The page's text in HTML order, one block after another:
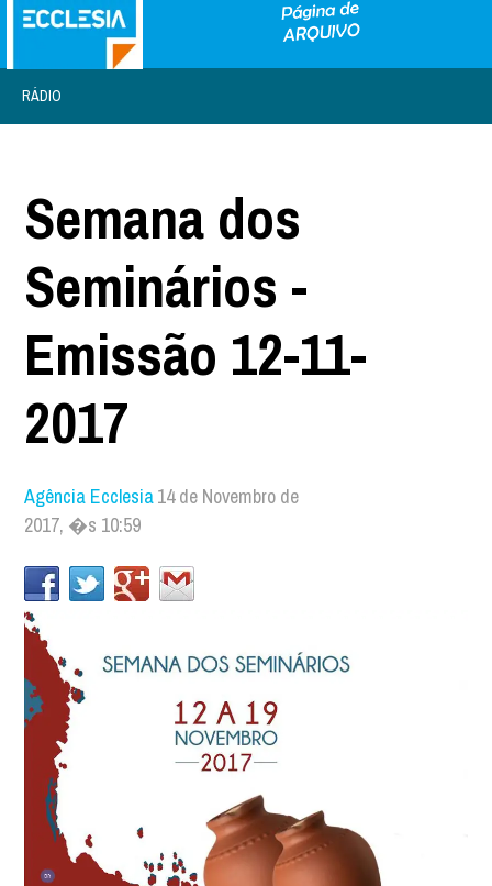
RÁDIO
Semana dos
Seminários -
Emissão 12-11-
2017
Agência Ecclesia14 de Novembro de
2017, �s 10:59